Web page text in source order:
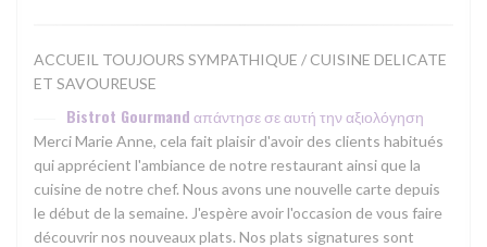
ACCUEIL TOUJOURS SYMPATHIQUE / CUISINE DELICATE
ET SAVOUREUSE
Bistrot Gourmandαπάντησε σε αυτή την αξιολόγηση
Merci Marie Anne, cela fait plaisir d'avoir des clients habitués
qui apprécient l'ambiance de notre restaurant ainsi que la
cuisine de notre chef. Nous avons une nouvelle carte depuis
le début de la semaine. J'espère avoir l'occasion de vous faire
découvrir nos nouveaux plats. Nos plats signatures sont